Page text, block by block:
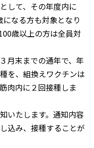
して、その年度内に
なる方も対象となり
歳以上の方は全員対
月末までの通年で、年
を、組換えワクチンは
肉内に２回接種しま
いたします。通知内容
込み、接種することが